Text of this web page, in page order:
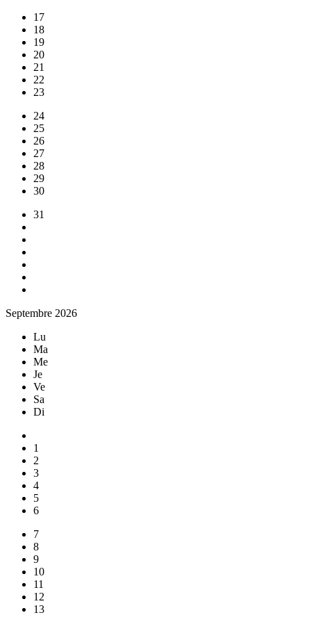
17
18
19
20
21
22
23
24
25
26
27
28
29
30
31
Septembre 2026
Lu
Ma
Me
Je
Ve
Sa
Di
1
2
3
4
5
6
7
8
9
10
11
12
13